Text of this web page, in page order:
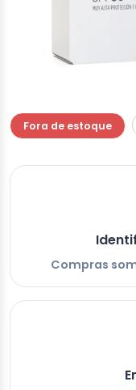
Fora de estoque
Compras